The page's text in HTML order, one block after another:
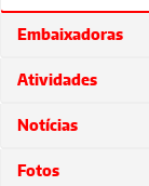
Embaixadoras
Atividades
Notícias
Fotos